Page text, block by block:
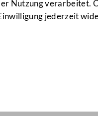
Nutzung verarbeitet.
jederzeit
März